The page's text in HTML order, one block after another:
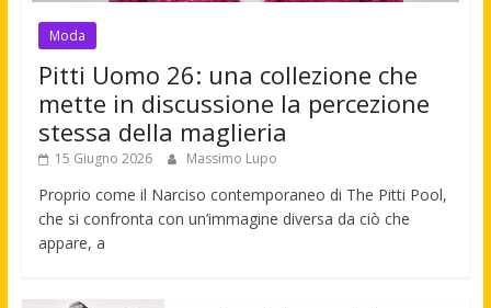
Moda
Pitti Uomo 26: una collezione che
mette in discussione la percezione
stessa della maglieria
15 Giugno 2026 Massimo Lupo
Proprio come il Narciso contemporaneo di The Pitti Pool,
che si confronta con un’immagine diversa da ciò che
appare, a